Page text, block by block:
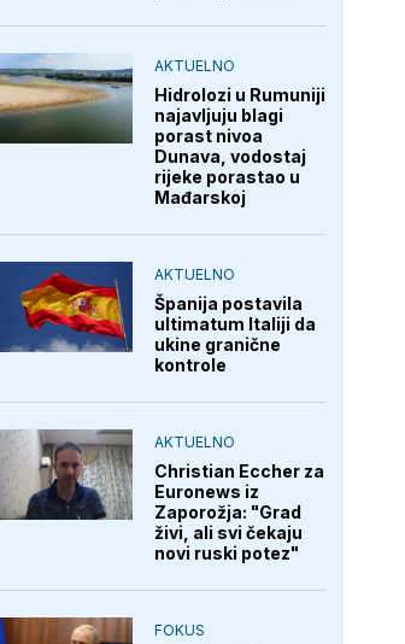
AKTUELNO
Hidrolozi u Rumuniji
najavljuju blagi
porast nivoa
Dunava, vodostaj
rijeke porastao u
Mađarskoj
AKTUELNO
Španija postavila
ultimatum Italiji da
ukine granične
kontrole
AKTUELNO
Christian Eccher za
Euronews iz
Zaporožja: "Grad
živi, ali svi čekaju
novi ruski potez"
FOKUS